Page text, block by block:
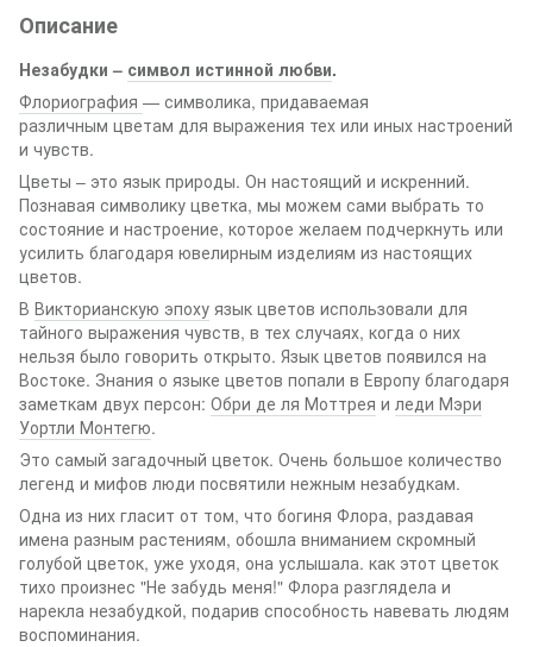
Описание
Незабудки – символ истинной любви.
Флориография — символика, придаваемая
различным цветам для выражения тех или иных настроений
и чувств.
Цветы – это язык природы. Он настоящий и искренний.
Познавая символику цветка, мы можем сами выбрать то
состояние и настроение, которое желаем подчеркнуть или
усилить благодаря ювелирным изделиям из настоящих
цветов.
В Викторианскую эпоху язык цветов использовали для
тайного выражения чувств, в тех случаях, когда о них
нельзя было говорить открыто. Язык цветов появился на
Востоке. Знания о языке цветов попали в Европу благодаря
заметкам двух персон: Обри де ля Моттрея и леди Мэри
Уортли Монтегю.
Это самый загадочный цветок. Очень большое количество
легенд и мифов люди посвятили нежным незабудкам.
Одна из них гласит от том, что богиня Флора, раздавая
имена разным растениям, обошла вниманием скромный
голубой цветок, уже уходя, она услышала. как этот цветок
тихо произнес "Не забудь меня!" Флора разглядела и
нарекла незабудкой, подарив способность навевать людям
воспоминания.